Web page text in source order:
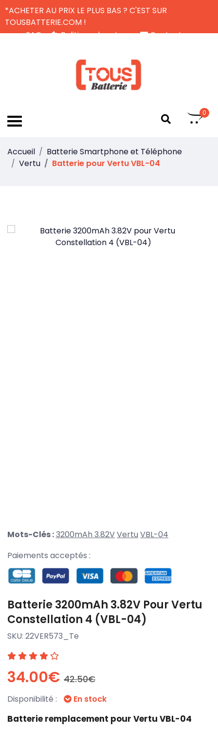
*ACHETER AU PRIX LE PLUS BAS ? C'EST SUR
TOUSBATTERIE.COM !
FAQ
Politique de retour
Contactez-nous
0
Accueil
Batterie Smartphone et Téléphone
Vertu
Batterie pour Vertu VBL-04
Mots-Clés :3200mAh 3.82VVertu VBL-04
Paiements acceptés :
Batterie 3200mAh 3.82V Pour Vertu
Constellation 4 (VBL-04)
SKU: 22VER573_Te
34.00€ 42.50€
Disponibilité : En stock
Batterie remplacement pour Vertu VBL-04